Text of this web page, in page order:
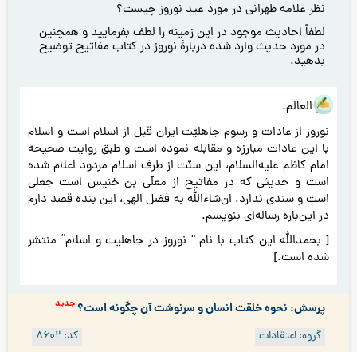
نظر علامه طهرانی در مورد عيد نوروز چيست؟
لطفاً احاديث موجود در اين زمينه را لطف بفرمایيد و همچنین
در مورد حديث وارد شده دربارۀ نوروز در کتاب مفاتيح توضیح
بدهید.
هو العالم.
نوروز از عادات و رسوم جاهلیّت ایران قبل از اسلام است و اسلام
با این عادات مبارزه و مقابله نموده است و طبق روایت صحیحه
امام کاظم علیه‌السلام، این سنّت از طرف اسلام مردود اعلام شده
است و حدیثی که در مفاتیح از معلّی بن خنیس است جعلی
است و سندی ندارد. ان‌شاءالله به فضل الهی، این بنده قصد دارم
در این‌باره رساله‌ای بنویسم.
[ بحمدالله این کتاب با نام “ نوروز در جاهلیت و اسلام” منتشر
شده است.]
پرسش: نحوه خلقت انسان و سرنوشت آن چگونه است؟جدید
کد: 8602 گروه: اعتقادات